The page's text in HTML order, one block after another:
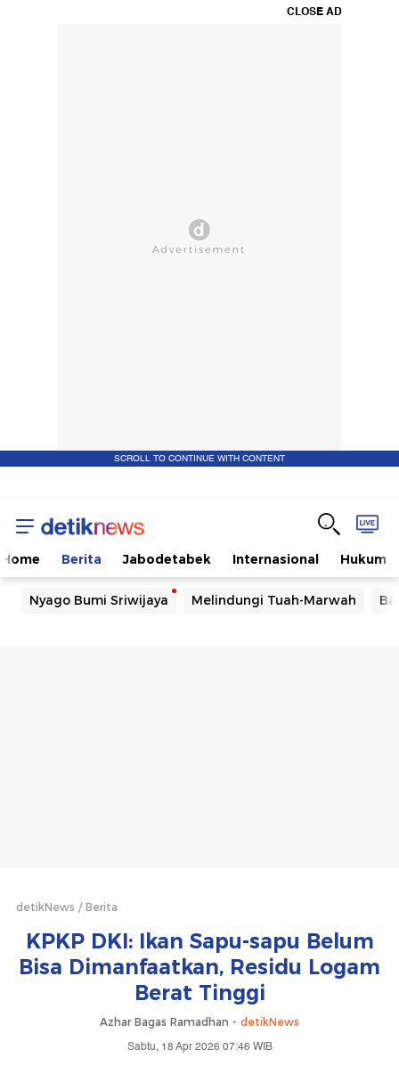
CLOSE AD
SCROLL TO CONTINUE WITH CONTENT
Home Berita Jabodetabek Internasional Hukum
Nyago Bumi Sriwijaya Melindungi Tuah-Marwah
detikNews Berita
KPKP DKI: Ikan Sapu-sapu Belum
Bisa Dimanfaatkan, Residu Logam
Berat Tinggi
Azhar Bagas Ramadhan - detikNews
Sabtu, 18 Apr 2026 07:46 WIB